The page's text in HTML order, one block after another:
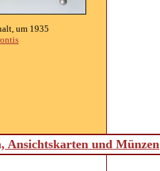
um 1935
Ansichtskarten und Münzen